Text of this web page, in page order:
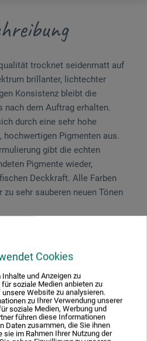
Cookies
und Anzeigen zu
soziale Medien anbieten zu
Website zu analysieren.
zu Ihrer Verwendung unserer
soziale Medien, Werbung und
führen diese Informationen
Daten zusammen, die Sie ihnen
im Rahmen Ihrer Nutzung der
trocknet seidenmatt auf
brillanter, lichtechter
Konsistenz bleibt die
dem Auftrag erhalten.
durch eine sehr hohe
Pigmenten aus.
gibt die echten
Pigmente wieder,
Deckkraft. Alle Farben
zu sehr sauberen neuen Tönen
3(2H)-one. Kann